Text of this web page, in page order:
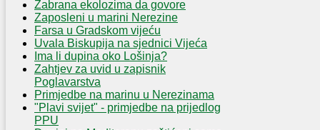
Zabrana ekolozima da govore
Zaposleni u marini Nerezine
Farsa u Gradskom vijeću
Uvala Biskupija na sjednici Vijeća
Ima li dupina oko Lošinja?
Zahtjev za uvid u zapisnik
Poglavarstva
Primjedbe na marinu u Nerezinama
"Plavi svijet" - primjedbe na prijedlog
PPU